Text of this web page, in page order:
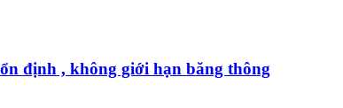
định , không giới hạn băng thông